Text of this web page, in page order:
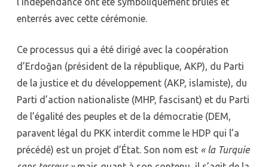
enterrés avec cette cérémonie.
Ce processus qui a été dirigé avec la coopération
d’Erdoğan (président de la république, AKP), du Parti
de la justice et du développement (AKP, islamiste), du
Parti d’action nationaliste (MHP, fascisant) et du Parti
de l’égalité des peuples et de la démocratie (DEM,
paravent légal du PKK interdit comme le HDP qui l’a
précédé) est un projet d’État. Son nom est « la Turquie